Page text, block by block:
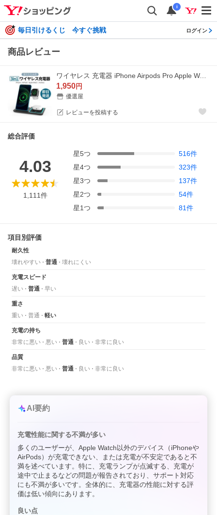
i
毎日引けるくじ 今すぐ挑戦 ログイン
商品レビュー
ワイヤレス 充電器 iPhone Airpods Pro Apple Watch Andriod 3in1 QI iPhone 17 16 15 14 13 12 ワイヤレスチャージャー スマホスタンド 置くだけ急速 充電 3台
1,950円
優選屋
レビューを投稿する
総合評価
4.03
1,111件
星5つ 516件
星4つ 323件
星3つ 137件
星2つ 54件
星1つ 81件
項目別評価
耐久性
壊れやすい
普通 壊れにくい
充電スピード
遅い
普通 早い
重さ
重い
普通 軽い
充電の持ち
非常に悪い
悪い 普通 良い 非常に良い
品質
非常に悪い
悪い 普通 良い 非常に良い
AI要約
充電性能に関する不満が多い
多くのユーザーが、Apple Watch以外のデバイス（iPhoneや
AirPods）が充電できない、または充電が不安定であると不
満を述べています。特に、充電ランプが点滅する、充電が
途中で止まるなどの問題が報告されており、サポート対応
にも不満が多いです。全体的に、充電器の性能に対する評
価は低い傾向にあります。
良い点